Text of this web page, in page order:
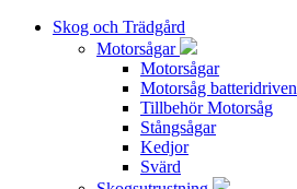
Skog och Trädgård
Motorsågar
Motorsågar
Motorsåg batteridriven
Tillbehör Motorsåg
Stångsågar
Kedjor
Svärd